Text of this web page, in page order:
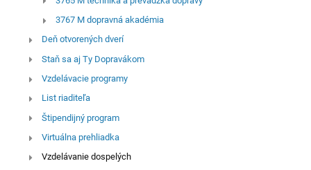
3767 M dopravná akadémia
Deň otvorených dverí
Staň sa aj Ty Dopravákom
Vzdelávacie programy
List riaditeľa
Štipendijný program
Virtuálna prehliadka
Vzdelávanie dospelých